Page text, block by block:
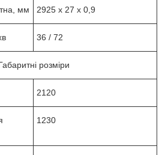
мм 2925 x 27 x 0,9
36 / 72
розміри
2120
1230